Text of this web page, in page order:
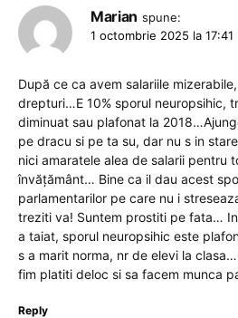
Marian spune:
1 octombrie 2025 la 17:41
După ce ca avem salariile
drepturi…E 10% sporul neuropsihic,
diminuat sau plafonat la
pe dracu si pe ta su, dar nu s in
nici amaratele alea de salarii pentru
învățământ… Bine ca il dau acest
parlamentarilor pe care nu i
treziti va! Suntem prostiti pe fata…
a taiat, sporul neuropsihic este
s a marit norma, nr de elevi la
fim platiti deloc si sa facem munca
Reply